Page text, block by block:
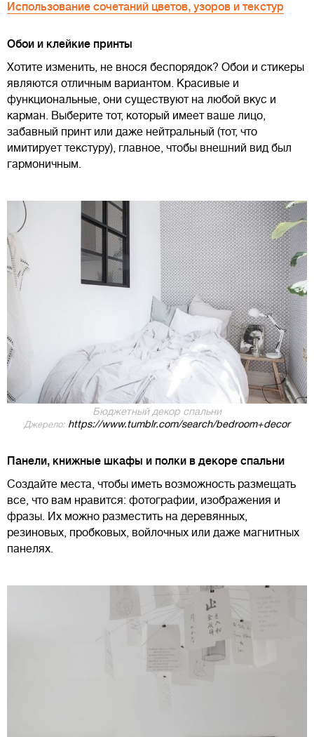
Использование сочетаний цветов, узоров и текстур
Обои и клейкие принты
Хотите изменить, не внося беспорядок? Обои и стикеры
являются отличным вариантом. Красивые и
функциональные, они существуют на любой вкус и
карман. Выберите тот, который имеет ваше лицо,
забавный принт или даже нейтральный (тот, что
имитирует текстуру), главное, чтобы внешний вид был
гармоничным.
Бюджетный декор спальни
Джерело: https://www.tumblr.com/search/bedroom+decor
Панели, книжные шкафы и полки в декоре спальни
Создайте места, чтобы иметь возможность размещать
все, что вам нравится: фотографии, изображения и
фразы. Их можно разместить на деревянных,
резиновых, пробковых, войлочных или даже магнитных
панелях.